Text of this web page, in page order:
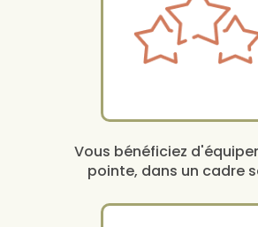
Vous bénéficiez
pointe, dans un cadre